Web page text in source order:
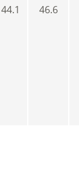
44.1 46.6